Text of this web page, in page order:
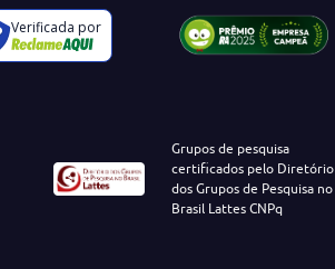
Verificada por
Grupos de pesquisa
certificados pelo Diretório
dos Grupos de Pesquisa no
Brasil Lattes CNPq